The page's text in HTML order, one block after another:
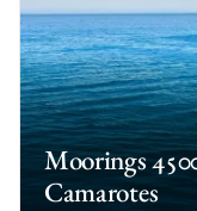
Moorings
Camarotes